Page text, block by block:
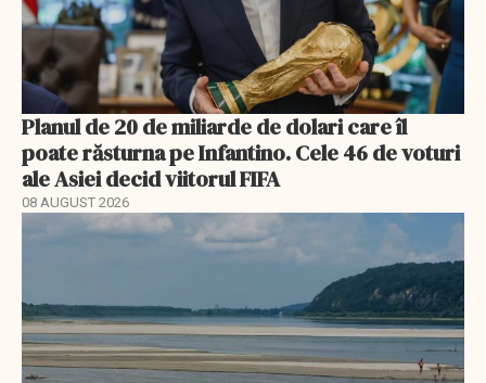
Planul de 20 de miliarde de dolari care îl
poate răsturna pe Infantino. Cele 46 de voturi
ale Asiei decid viitorul FIFA
08 AUGUST 2026